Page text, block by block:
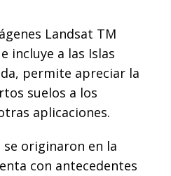
Landsat TM
incluye a las Islas
permite apreciar la
suelos a los
aplicaciones.
se originaron en la
con antecedentes